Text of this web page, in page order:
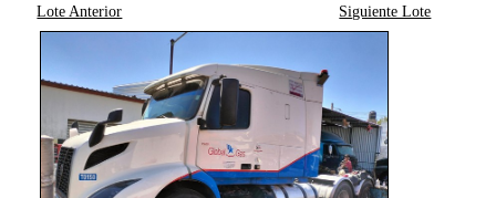
Lote Anterior Siguiente Lote